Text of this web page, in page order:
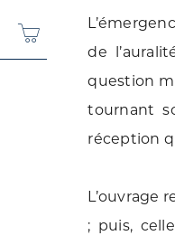
de
question
tournant
réception
L’ouvrage
; puis,